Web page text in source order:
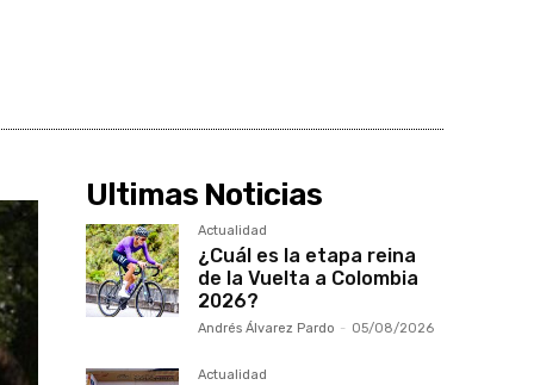
Ultimas Noticias
Actualidad
¿Cuál es la etapa reina
de la Vuelta a Colombia
2026?
Andrés Álvarez Pardo - 05/08/2026
Actualidad